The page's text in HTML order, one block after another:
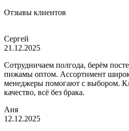
Отзывы клиентов
Сергей
21.12.2025
Сотрудничаем полгода, берём
пижамы оптом. Ассортимент
менеджеры помогают с выбором.
качество, всё без брака.
Аня
12.12.2025